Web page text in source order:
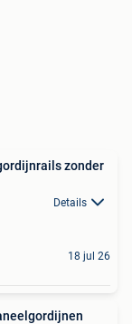
zonder
Details
18 jul 26